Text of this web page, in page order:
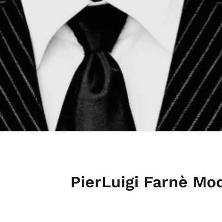
PierLuigi Farnè